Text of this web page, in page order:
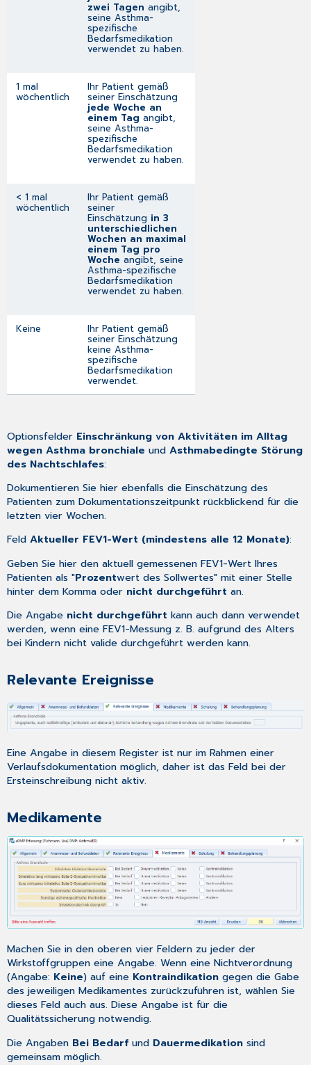
zwei Tagen angibt,
seine Asthma-
spezifische
Bedarfsmedikation
verwendet zu haben.
1 mal
wöchentlich
Ihr Patient gemäß
seiner Einschätzung
jede Woche an
einem Tag angibt,
seine Asthma-
spezifische
Bedarfsmedikation
verwendet zu haben.
< 1 mal
wöchentlich
Ihr Patient gemäß
seiner
Einschätzung in 3
unterschiedlichen
Wochen an maximal
einem Tag pro
Woche angibt, seine
Asthma-spezifische
Bedarfsmedikation
verwendet zu haben.
Keine Ihr Patient gemäß
seiner Einschätzung
keine Asthma-
spezifische
Bedarfsmedikation
verwendet.
Optionsfelder Einschränkung von Aktivitäten im Alltag
wegen Asthma bronchiale undAsthmabedingte Störung
des Nachtschlafes:
Dokumentieren Sie hier ebenfalls die Einschätzung des
Patienten zum Dokumentationszeitpunkt rückblickend für die
letzten vier Wochen.
FeldAktueller FEV1-Wert (mindestens alle 12 Monate):
Geben Sie hier den aktuell gemessenen FEV1-Wert Ihres
Patienten als "Prozentwert des Sollwertes" mit einer Stelle
hinter dem Komma oder nicht durchgeführt an.
Die Angabe nicht durchgeführt kann auch dann verwendet
werden, wenn eine FEV1-Messung z. B. aufgrund des Alters
bei Kindern nicht valide durchgeführt werden kann.
Relevante Ereignisse
Eine Angabe in diesem Register ist nur im Rahmen einer
Verlaufsdokumentation möglich, daher ist das Feld bei der
Ersteinschreibung nicht aktiv.
Medikamente
Machen Sie in den oberen vier Feldern zu jeder der
Wirkstoffgruppen eine Angabe. Wenn eine Nichtverordnung
(Angabe: Keine) auf eine Kontraindikation gegen die Gabe
des jeweiligen Medikamentes zurückzuführen ist, wählen Sie
dieses Feld auch aus. Diese Angabe ist für die
Qualitätssicherung notwendig.
Die Angaben Bei Bedarf und Dauermedikation sind
gemeinsam möglich.